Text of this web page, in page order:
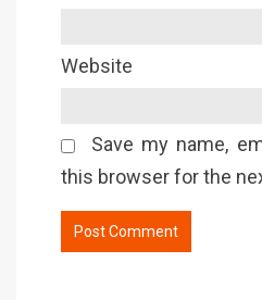
Website
Save my name,
this browser for the